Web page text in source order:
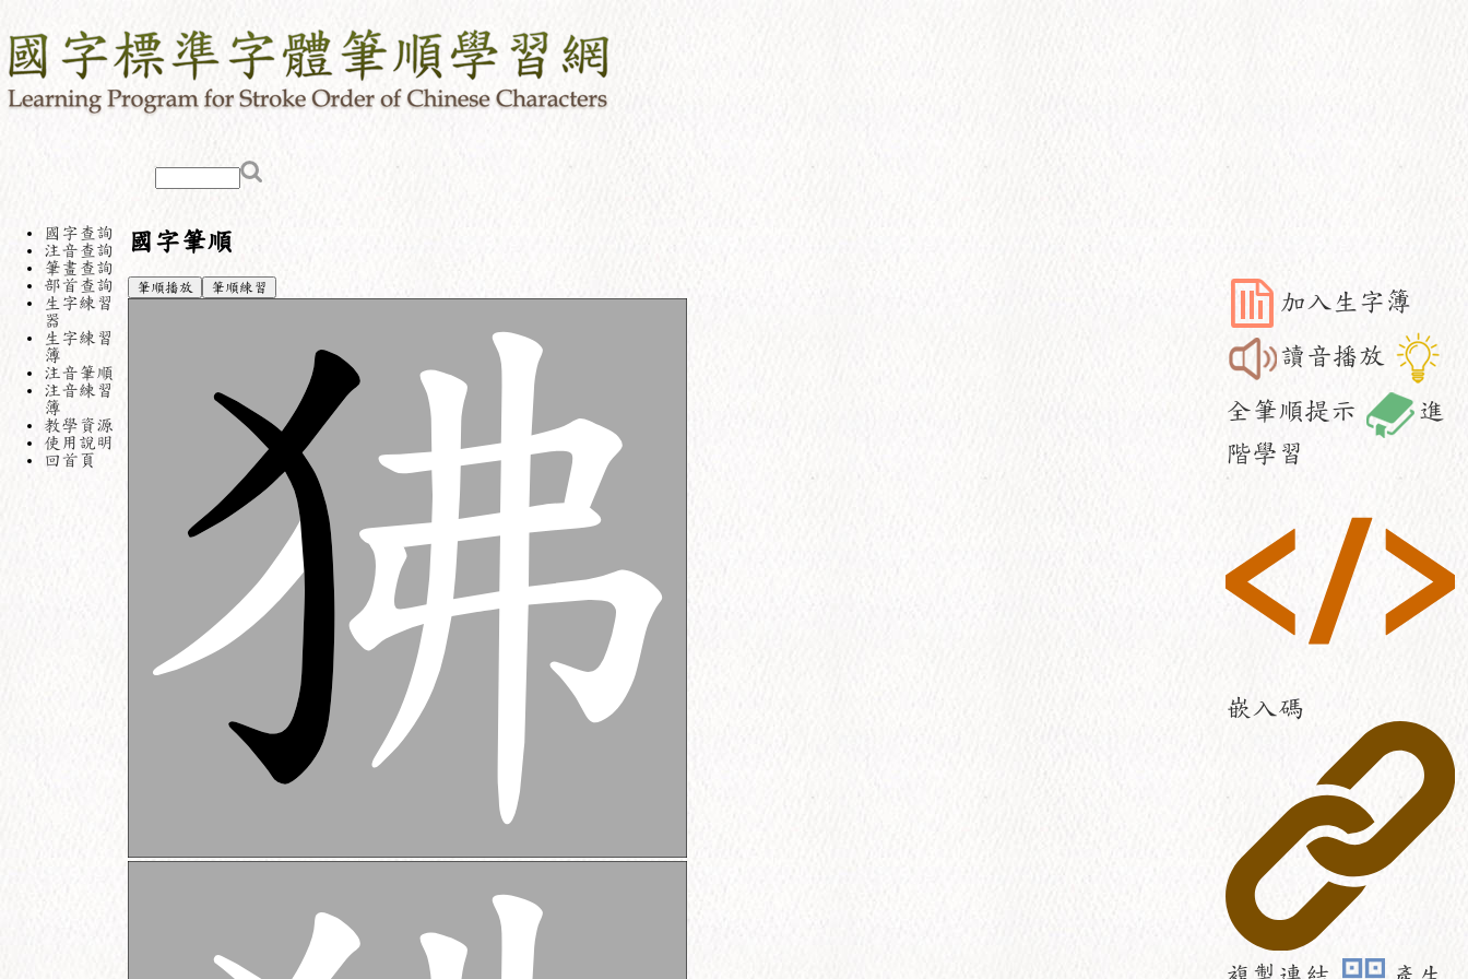
國字查詢
注音查詢
筆畫查詢
部首查詢
生字練習
器
生字練習
簿
注音筆順
注音練習
簿
教學資源
使用說明
回首頁
國字筆順
筆順播放 筆順練習
加入生字簿
讀音播放
全筆順提示
進
階學習
嵌入碼